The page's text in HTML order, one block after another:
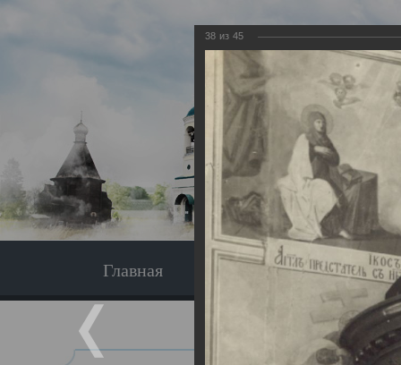
Главная Экскурсия
38 из 45